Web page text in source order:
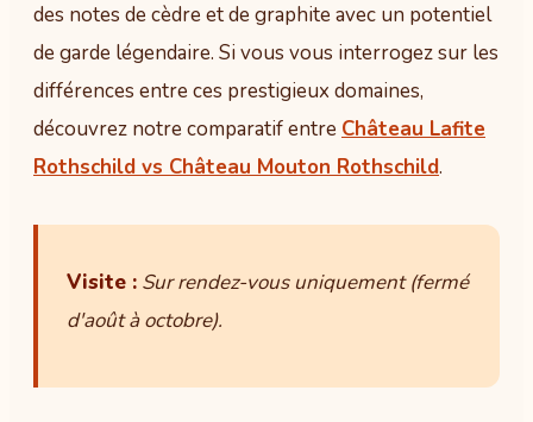
des notes de cèdre et de graphite avec un potentiel
de garde légendaire. Si vous vous interrogez sur les
différences entre ces prestigieux domaines,
découvrez notre comparatif entre Château Lafite
Rothschild vs Château Mouton Rothschild.
Visite : Sur rendez-vous uniquement (fermé
d'août à octobre).